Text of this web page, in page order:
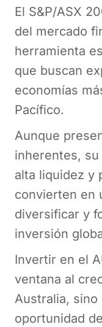
El S&P/ASX
del mercado
herramienta
que buscan
economías
Pacífico.
Aunque
inherentes,
alta liquidez y
convierten en
diversificar y
inversión
Invertir en el
ventana al
Australia,
oportunidad